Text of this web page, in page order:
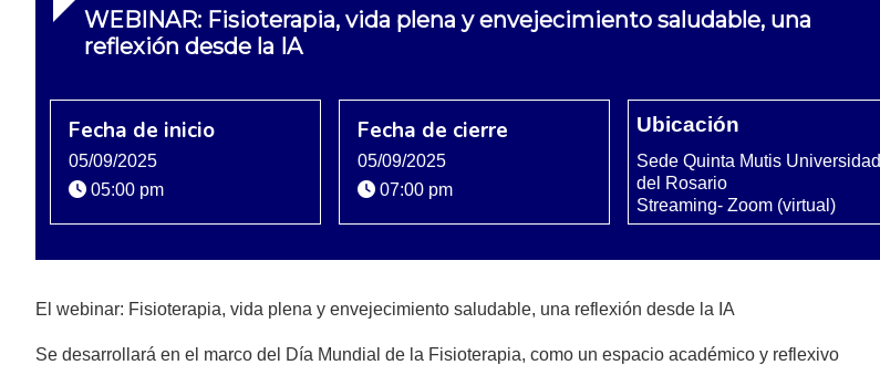
WEBINAR: Fisioterapia, vida plena y envejecimiento saludable, una
reflexión desde la IA
Fecha de inicio
05/09/2025
05:00 pm
Fecha de cierre
05/09/2025
07:00 pm
Ubicación
Sede Quinta Mutis Universidad
del Rosario
Streaming- Zoom (virtual)
El webinar: Fisioterapia, vida plena y envejecimiento saludable, una reflexión desde la IA
Se desarrollará en el marco del Día Mundial de la Fisioterapia, como un espacio académico y reflexivo